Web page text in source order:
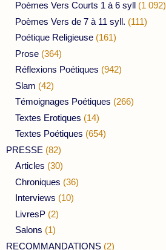
Poèmes Vers Courts 1 à 6 syll (1 092)
Poèmes Vers de 7 à 11 syll. (111)
Poétique Religieuse (161)
Prose (364)
Réflexions Poétiques (942)
Slam (42)
Témoignages Poétiques (266)
Textes Erotiques (14)
Textes Poétiques (654)
PRESSE (82)
Articles (30)
Chroniques (36)
Interviews (10)
LivresP (2)
Salons (1)
RECOMMANDATIONS (2)